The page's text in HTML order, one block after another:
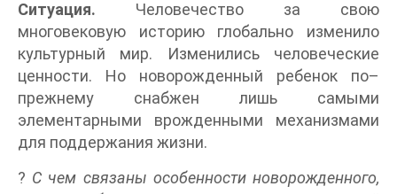
Ситуация. Человечество за свою
многовековую историю глобально изменило
культурный мир. Изменились человеческие
ценности. Но новорожденный ребенок по–
прежнему снабжен лишь самыми
элементарными врожденными механизмами
для поддержания жизни.
? С чем связаны особенности новорожденного,